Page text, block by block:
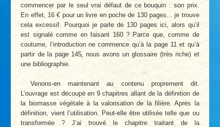
commencer par le seul vrai défaut de ce bouquin : son prix.
En effet, 16 € pour un livre en poche de 130 pages... je trouve
cela excessif. Pourquoi je parle de 130 pages ici, alors qu’il
est signalé comme en faisant 160 ? Parce que, comme de
coutume, l’introduction ne commence qu’à la page 11 et qu’à
partir de la page 145, nous avons un glossaire (très riche) et
une bibliographie.
Venons-en maintenant au contenu proprement dit.
L’ouvrage est découpé en 9 chapitres allant de la définition de
la biomasse végétale à la valorisation de la filière. Après la
définition, vient l’utilisation. Peut-elle être utilisée telle que ou
transformée ? J’ai trouvé le chapitre traitant de la